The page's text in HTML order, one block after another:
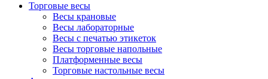
Торговые весы
Весы крановые
Весы лабораторные
Весы с печатью этикеток
Весы торговые напольные
Платформенные весы
Торговые настольные весы